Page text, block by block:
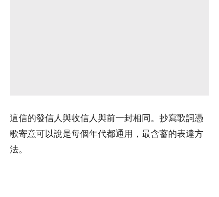
這信的發信人與收信人與前一封相同。抄寫歌詞憑
歌寄意可以說是每個年代都通用，最含蓄的表達方
法。